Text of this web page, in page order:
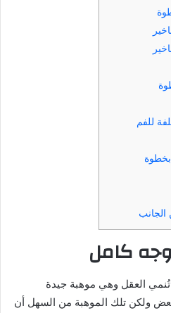
للفم
كامل
العقل وهي موهبة جيدة
ولكن تلك الموهبة من السهل أن